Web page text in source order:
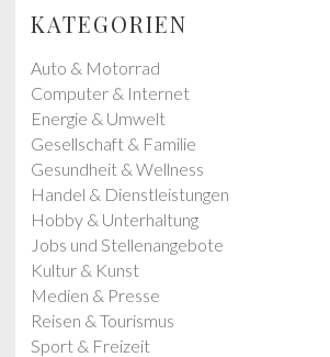
o
s
p
o
s
t
:
KATEGORIEN
Auto & Motorrad
Computer & Internet
Energie & Umwelt
Gesellschaft & Familie
Gesundheit & Wellness
Handel & Dienstleistungen
Hobby & Unterhaltung
Jobs und Stellenangebote
Kultur & Kunst
Medien & Presse
Reisen & Tourismus
Sport & Freizeit